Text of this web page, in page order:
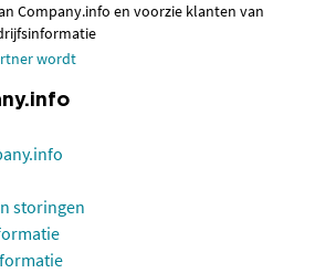
Company.info en voorzie klanten van
wordt
storingen